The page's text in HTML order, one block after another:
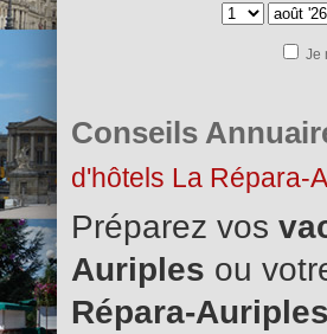
Je
Conseils
d'hôtels La Répara-
Préparez vos
Auriples ou
Répara-Auriples